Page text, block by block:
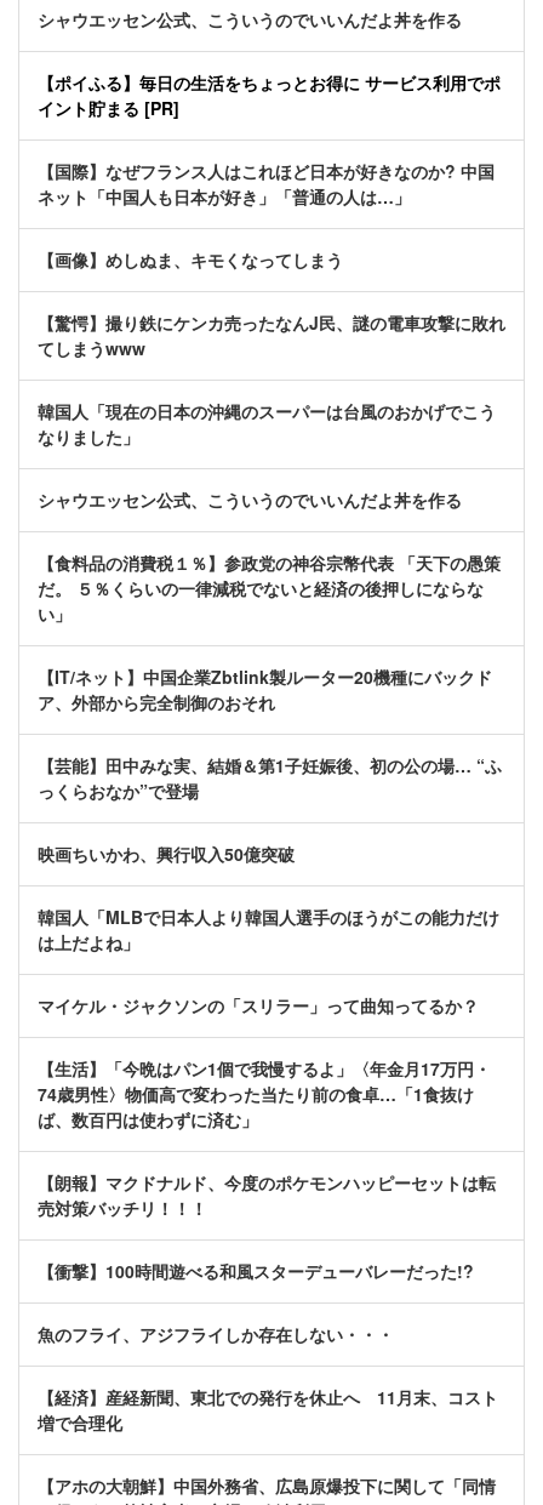
シャウエッセン公式、こういうのでいいんだよ丼を作る
【ポイふる】毎日の生活をちょっとお得に サービス利用でポ
イント貯まる [PR]
【国際】なぜフランス人はこれほど日本が好きなのか? 中国
ネット「中国人も日本が好き」「普通の人は…」
【画像】めしぬま、キモくなってしまう
【驚愕】撮り鉄にケンカ売ったなんJ民、謎の電車攻撃に敗れ
てしまうwww
韓国人「現在の日本の沖縄のスーパーは台風のおかげでこう
なりました」
シャウエッセン公式、こういうのでいいんだよ丼を作る
【食料品の消費税１％】参政党の神谷宗幣代表 「天下の愚策
だ。 ５％くらいの一律減税でないと経済の後押しにならな
い」
【IT/ネット】中国企業Zbtlink製ルーター20機種にバックド
ア、外部から完全制御のおそれ
【芸能】田中みな実、結婚＆第1子妊娠後、初の公の場… “ふ
っくらおなか”で登場
映画ちいかわ、興行収入50億突破
韓国人「MLBで日本人より韓国人選手のほうがこの能力だけ
は上だよね」
マイケル・ジャクソンの「スリラー」って曲知ってるか？
【生活】「今晩はパン1個で我慢するよ」〈年金月17万円・
74歳男性〉物価高で変わった当たり前の食卓…「1食抜け
ば、数百円は使わずに済む」
【朗報】マクドナルド、今度のポケモンハッピーセットは転
売対策バッチリ！！！
【衝撃】100時間遊べる和風スターデューバレーだった!?
魚のフライ、アジフライしか存在しない・・・
【経済】産経新聞、東北での発行を休止へ 11月末、コスト
増で合理化
【アホの大朝鮮】中国外務省、広島原爆投下に関して「同情